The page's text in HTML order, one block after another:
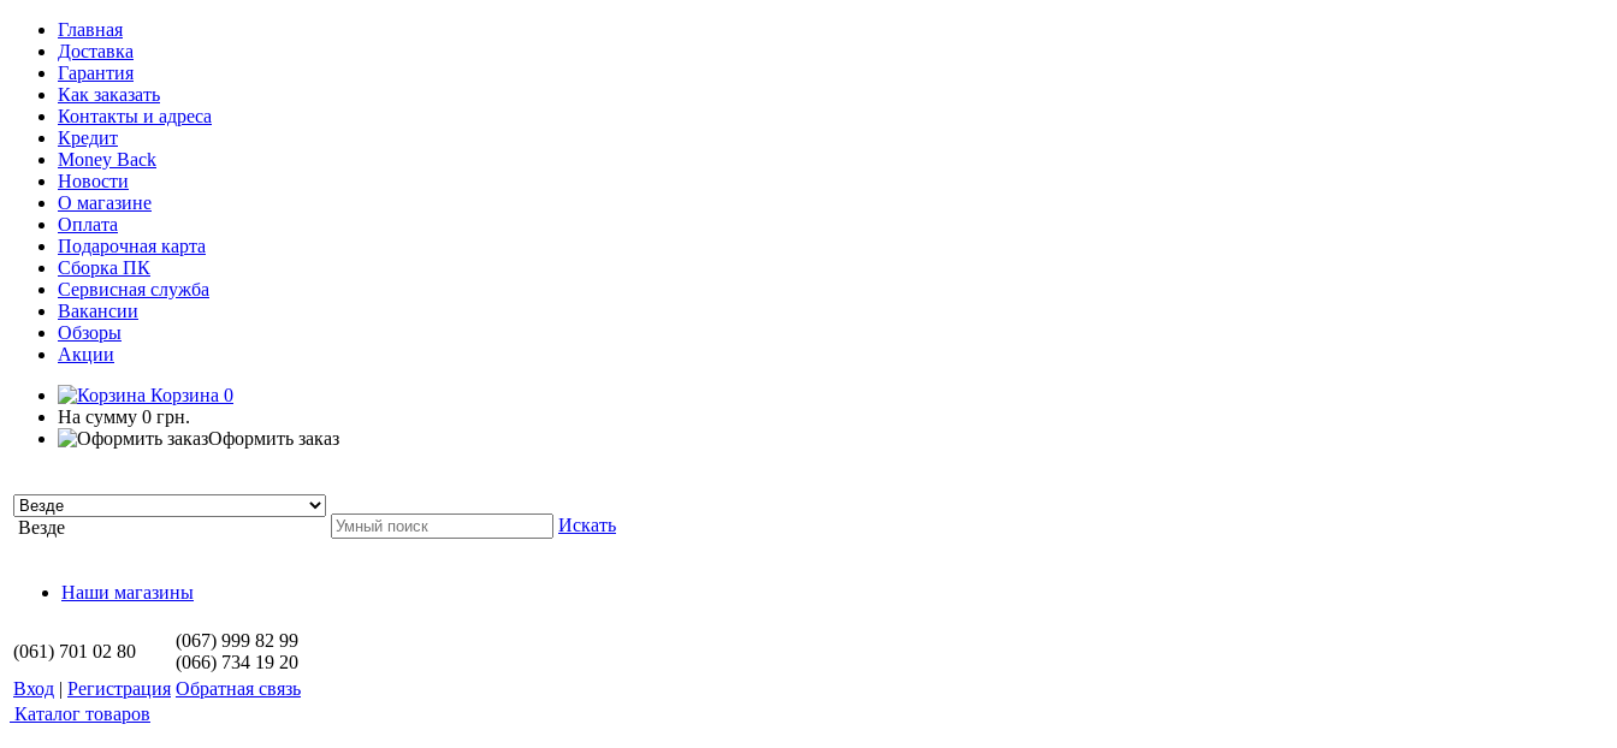
Главная
Доставка
Гарантия
Как заказать
Контакты и адреса
Кредит
Money Back
Новости
О магазине
Оплата
Подарочная карта
Сборка ПК
Сервисная служба
Вакансии
Обзоры
Акции
Корзина 0
На сумму 0 грн.
Оформить заказ
Везде Искать
Наши магазины
(061) 701 02 80
(067) 999 82 99
(066) 734 19 20
Вход | Регистрация Обратная связь
Каталог товаров